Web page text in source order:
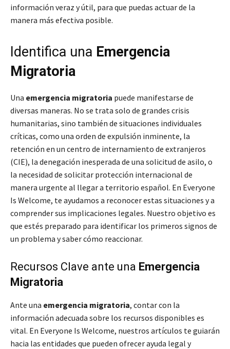
información veraz y útil, para que puedas actuar de la
manera más efectiva posible.
Identifica una Emergencia
Migratoria
Una emergencia migratoria puede manifestarse de
diversas maneras. No se trata solo de grandes crisis
humanitarias, sino también de situaciones individuales
críticas, como una orden de expulsión inminente, la
retención en un centro de internamiento de extranjeros
(CIE), la denegación inesperada de una solicitud de asilo, o
la necesidad de solicitar protección internacional de
manera urgente al llegar a territorio español. En Everyone
Is Welcome, te ayudamos a reconocer estas situaciones y a
comprender sus implicaciones legales. Nuestro objetivo es
que estés preparado para identificar los primeros signos de
un problema y saber cómo reaccionar.
Recursos Clave ante una Emergencia
Migratoria
Ante una emergencia migratoria, contar con la
información adecuada sobre los recursos disponibles es
vital. En Everyone Is Welcome, nuestros artículos te guiarán
hacia las entidades que pueden ofrecer ayuda legal y